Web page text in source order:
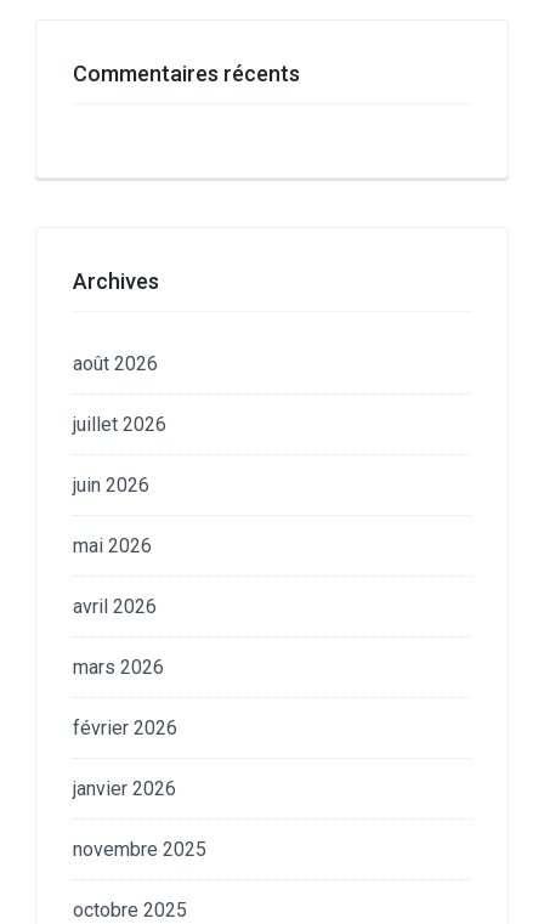
Commentaires récents
Archives
août 2026
juillet 2026
juin 2026
mai 2026
avril 2026
mars 2026
février 2026
janvier 2026
novembre 2025
octobre 2025